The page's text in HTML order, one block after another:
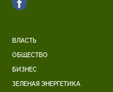
ВЛАСТЬ
ОБЩЕСТВО
БИЗНЕС
ЗЕЛЕНАЯ ЭНЕРГЕТИКА